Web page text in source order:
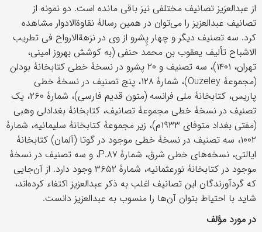
از عبدالعزيز تصانيف مختلفی نيز باقی مانده است. دو نمونه از
تصانيف عبدالعزيز را می‌توان در همين رسالۀ نقاوة‌الادوار مشاهده
کرد. سه تصنيف ديگر و چهار پِشرو از وی در نزهة‌الارواح فی تطريب
الاشباح تألیف یعقوب بن محمد حنفی (به کوشش بهروز امینی،
تهران، ۱۴۰۱)، سه تصنيف و ۲۰ پشرو در نسخۀ خطی کتابخانۀ بودلن
(مجموعۀ Ouzeley)، شمارۀ ۱۲۸، پنج تصنیف در نسخۀ خطی
پاریس، کتابخانۀ ملی فرانسه (متون قدیم فارسی)، شمارۀ ۲۶۰، یک
تصنیف در نسخۀ خطی مجموعۀ تصانیف، کتابخانۀ بغدادلی وهبی
(مفتی بغداد متوفای ۱۹۳۳م)، زیر مجموعۀ کتابخانۀ سلیمانیه، شمارۀ
۱۰۰۲، سه تصنیف در نسخۀ خطی موجود در گوتا (آلمان) کتابخانۀ
ایالتی، نسخه‌های خطی شرق، شمارۀ P.۸۷، و سه تصنیف در نسخۀ
موجود در کتابخانۀ نورعثمانيه، شمارۀ ۳۶۵۲ وجود دارد. از آن‌جايی
که گردآورندگان اين تصانيف اغلب به ذکر عبدالعزيز اکتفاء کرده‌اند،
شايد با احتياط بتوان آن‌ها را منسوب به عبدالعزيز دانست.
در مورد مؤلف